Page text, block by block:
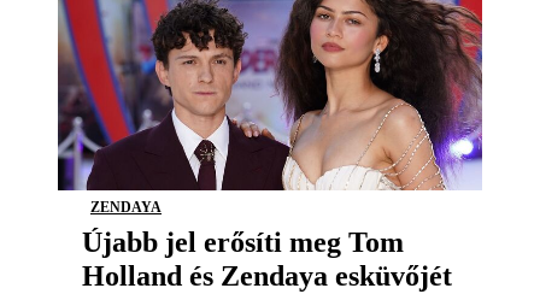
ZENDAYA
Újabb jel erősíti meg Tom
Holland és Zendaya esküvőjét